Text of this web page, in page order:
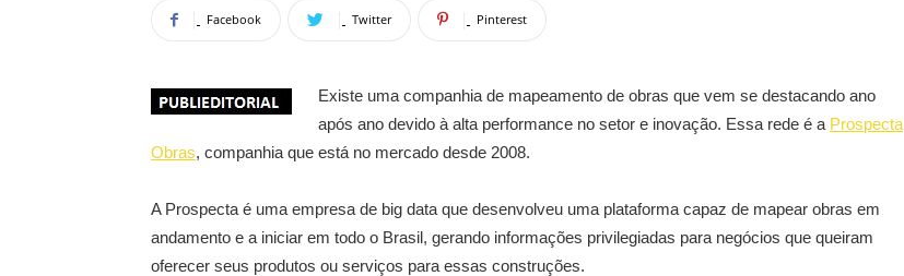
Facebook Twitter Pinterest
Existe uma companhia de mapeamento de obras que vem se destacando ano
após ano devido à alta performance no setor e inovação. Essa rede é a Prospecta
Obras, companhia que está no mercado desde 2008.
A Prospecta é uma empresa de big data que desenvolveu uma plataforma capaz de mapear obras em
andamento e a iniciar em todo o Brasil, gerando informações privilegiadas para negócios que queiram
oferecer seus produtos ou serviços para essas construções.